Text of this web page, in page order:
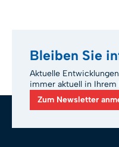
Bleiben Sie
Aktuelle
immer aktuell in Ihrem
Zum Newsletter